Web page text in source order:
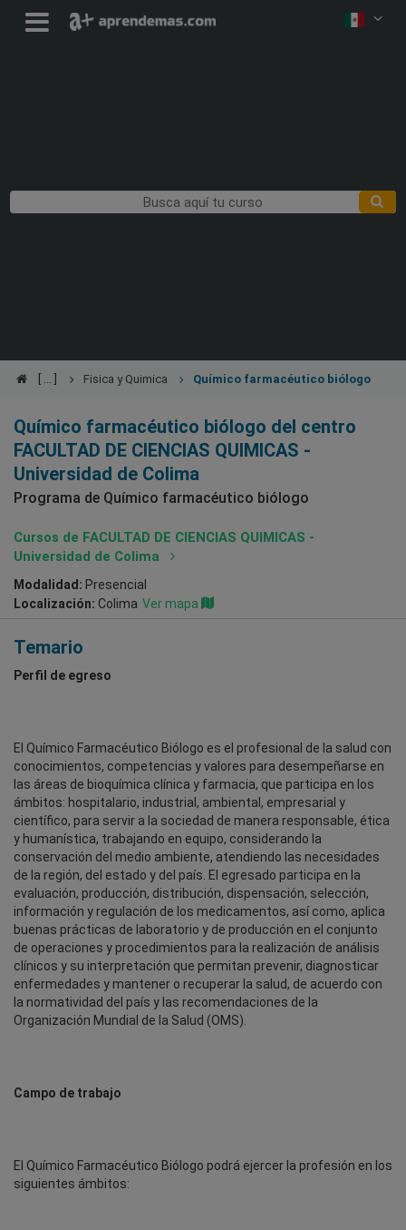
Fisica y Quimica Químico farmacéutico biólogo
Químico farmacéutico biólogo del centro
FACULTAD DE CIENCIAS QUIMICAS -
Universidad de Colima
Programa de Químico farmacéutico biólogo
Cursos de FACULTAD DE CIENCIAS QUIMICAS -
Universidad de Colima
Modalidad: Presencial
Localización: Colima Ver mapa
Temario
Perfil de egreso
El Químico Farmacéutico Biólogo es el profesional de la salud con
conocimientos, competencias y valores para desempeñarse en
las áreas de bioquímica clínica y farmacia, que participa en los
ámbitos: hospitalario, industrial, ambiental, empresarial y
científico, para servir a la sociedad de manera responsable, ética
y humanística, trabajando en equipo, considerando la
conservación del medio ambiente, atendiendo las necesidades
de la región, del estado y del país. El egresado participa en la
evaluación, producción, distribución, dispensación, selección,
información y regulación de los medicamentos, así como, aplica
buenas prácticas de laboratorio y de producción en el conjunto
de operaciones y procedimientos para la realización de análisis
clínicos y su interpretación que permitan prevenir, diagnosticar
enfermedades y mantener o recuperar la salud, de acuerdo con
la normatividad del país y las recomendaciones de la
Organización Mundial de la Salud (OMS).
Campo de trabajo
El Químico Farmacéutico Biólogo podrá ejercer la profesión en los
siguientes ámbitos: